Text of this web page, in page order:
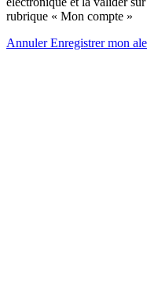
rubrique « Mon compte »
AnnulerEnregistrer mon